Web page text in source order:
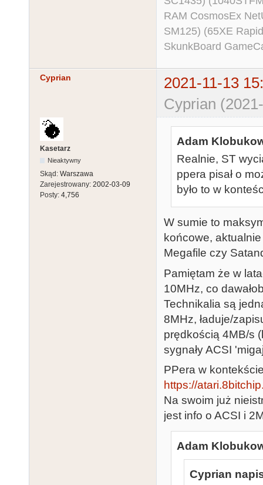
RAM CosmosEx
SM125) (65XE
SkunkBoard
Cyprian
2021-11-13
Cyprian
Kasetarz
Nieaktywny
Skąd: Warszawa
Zarejestrowany: 2002-03-09
Posty: 4,756
Adam
Realnie, ST
ppera pisał o
było to w
W sumie to
końcowe,
Megafile czy
Pamiętam że w
10MHz, co
Technikalia są
8MHz, ładuje/
prędkością 4MB/s
sygnały ACSI
PPera w
https://
Na swoim już
jest info o ACSI i
Adam
Cyprian